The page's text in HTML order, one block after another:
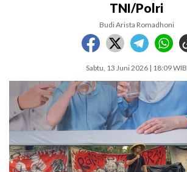
TNI/Polri
Budi Arista Romadhoni
Sabtu, 13 Juni 2026 | 18:09 WIB